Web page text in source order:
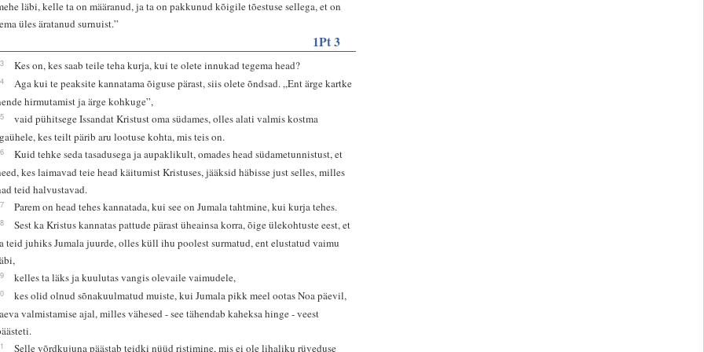
läbi, kelle ta on määranud, ja ta on pakkunud kõigile tõestuse sellega, et on
üles äratanud surnuist.”
1Pt 3
Kes on, kes saab teile teha kurja, kui te olete innukad tegema head?
Aga kui te peaksite kannatama õiguse pärast, siis olete õndsad. „Ent ärge kartke
hirmutamist ja ärge kohkuge”,
vaid pühitsege Issandat Kristust oma südames, olles alati valmis kostma
kes teilt pärib aru lootuse kohta, mis teis on.
Kuid tehke seda tasadusega ja aupaklikult, omades head südametunnistust, et
kes laimavad teie head käitumist Kristuses, jääksid häbisse just selles, milles
teid halvustavad.
Parem on head tehes kannatada, kui see on Jumala tahtmine, kui kurja tehes.
Sest ka Kristus kannatas pattude pärast üheainsa korra, õige ülekohtuste eest, et
teid juhiks Jumala juurde, olles küll ihu poolest surmatud, ent elustatud vaimu
kelles ta läks ja kuulutas vangis olevaile vaimudele,
kes olid olnud sõnakuulmatud muiste, kui Jumala pikk meel ootas Noa päevil,
valmistamise ajal, milles vähesed - see tähendab kaheksa hinge - veest
Selle võrdkujuna päästab teidki nüüd ristimine, mis ei ole lihaliku rüveduse